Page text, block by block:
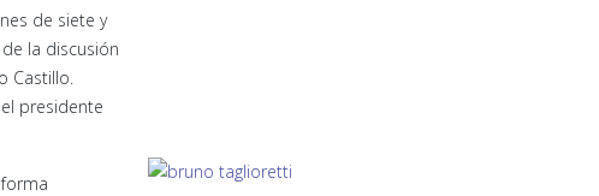
de siete y
la discusión
Castillo.
presidente